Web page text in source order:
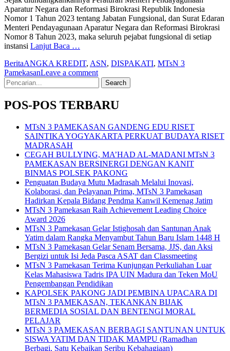
Aparatur Negara dan Reformasi Birokrasi Republik Indonesia
Nomor 1 Tahun 2023 tentang Jabatan Fungsional, dan Surat Edaran
Menteri Pendayagunaan Aparatur Negara dan Reformasi Birokrasi
Nomor 8 Tahun 2023, maka seluruh pejabat fungsional di setiap
instansi Lanjut Baca …
BeritaANGKA KREDIT, ASN, DISPAKATI, MTsN 3
PamekasanLeave a comment
Search
for:
POS-POS TERBARU
MTsN 3 PAMEKASAN GANDENG EDU RISET
SAINTIKA YOGYAKARTA PERKUAT BUDAYA RISET
MADRASAH
CEGAH BULLYING, MA’HAD AL-MADANI MTsN 3
PAMEKASAN BERSINERGI DENGAN KANIT
BINMAS POLSEK PAKONG
Penguatan Budaya Mutu Madrasah Melalui Inovasi,
Kolaborasi, dan Pelayanan Prima, MTsN 3 Pamekasan
Hadirkan Kepala Bidang Pendma Kanwil Kemenag Jatim
MTsN 3 Pamekasan Raih Achievement Leading Choice
Award 2026
MTsN 3 Pamekasan Gelar Istighosah dan Santunan Anak
Yatim dalam Rangka Menyambut Tahun Baru Islam 1448 H
MTsN 3 Pamekasan Gelar Senam Bersama, JJS, dan Aksi
Bergizi untuk Isi Jeda Pasca ASAT dan Classmeeting
MTsN 3 Pamekasan Terima Kunjungan Perkuliahan Luar
Kelas Mahasiswa Tadris IPA UIN Madura dan Teken MoU
Pengembangan Pendidikan
KAPOLSEK PAKONG JADI PEMBINA UPACARA DI
MTsN 3 PAMEKASAN, TEKANKAN BIJAK
BERMEDIA SOSIAL DAN BENTENGI MORAL
PELAJAR
MTsN 3 PAMEKASAN BERBAGI SANTUNAN UNTUK
SISWA YATIM DAN TIDAK MAMPU (Ramadhan
Berbagi, Satu Kebaikan Seribu Kebahagiaan)